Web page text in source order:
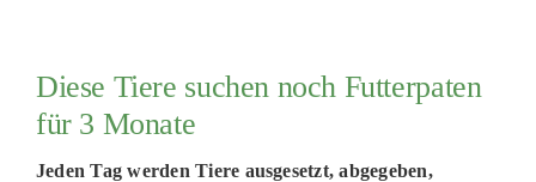
FÖRDERN & VERERBEN
Diese Tiere suchen noch Futterpaten
für 3 Monate
Jeden Tag werden Tiere ausgesetzt, abgegeben,